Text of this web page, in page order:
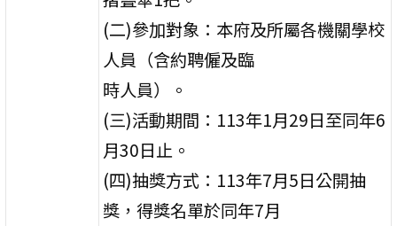
(二)參加對象：本府及所屬各機關學校
人員（含約聘僱及臨
時人員）。
(三)活動期間：113年1月29日至同年6
月30日止。
(四)抽獎方式：113年7月5日公開抽
獎，得獎名單於同年7月